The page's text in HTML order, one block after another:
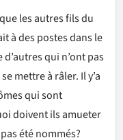
les autres fils du
à des postes dans le
qui n’ont pas
mettre à râler. Il y’a
qui sont
doivent ils amueter
été nommés?